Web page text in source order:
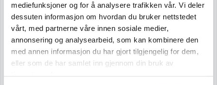
mediefunksjoner og for å analysere trafikken vår. Vi deler
dessuten informasjon om hvordan du bruker nettstedet
vårt, med partnerne våre innen sosiale medier,
annonsering og analysearbeid, som kan kombinere den
med annen informasjon du har gjort tilgjengelig for dem,
eller som de har samlet inn gjennom din bruk av
Nutritional Information per 100 g
Net Weight: 100 g
Energy
1488 kJ/341 kcal
Fat
0 g